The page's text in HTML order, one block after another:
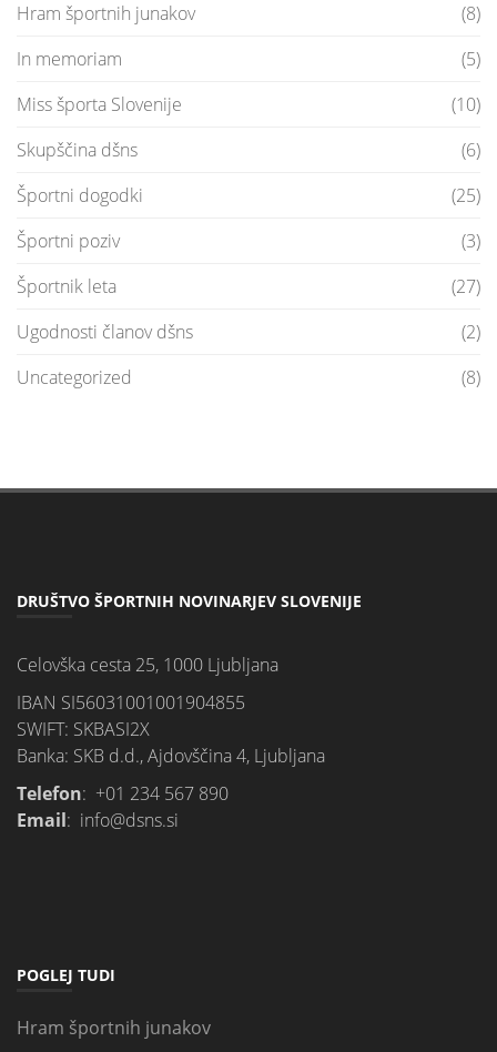
Hram športnih junakov
(8)
In memoriam
(5)
Miss športa Slovenije
(10)
Skupščina dšns
(6)
Športni dogodki
(25)
Športni poziv
(3)
Športnik leta
(27)
Ugodnosti članov dšns
(2)
Uncategorized
(8)
DRUŠTVO ŠPORTNIH NOVINARJEV SLOVENIJE
Celovška cesta 25, 1000 Ljubljana
IBAN SI56031001001904855
SWIFT: SKBASI2X
Banka: SKB d.d., Ajdovščina 4, Ljubljana
Telefon: +01 234 567 890
Email: info@dsns.si
POGLEJ TUDI
Hram športnih junakov